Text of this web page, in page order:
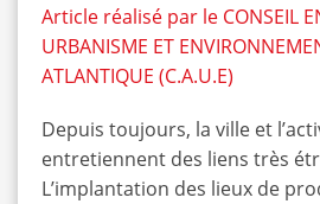
Article réalisé par le CONSEIL
URBANISME ET
ATLANTIQUE (C.A.U.E)
Depuis toujours, la ville et
entretiennent des liens très
L’implantation des lieux de